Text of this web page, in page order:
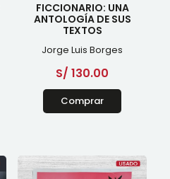
FICCIONARIO: UNA
ANTOLOGÍA DE SUS
TEXTOS
Jorge Luis Borges
S/ 130.00
Comprar